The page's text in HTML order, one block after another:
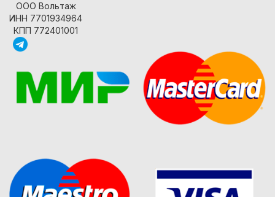
ООО Вольтаж
ИНН 7701934964
КПП 772401001